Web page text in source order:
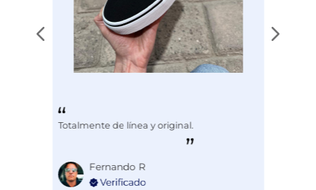
Totalmente de línea y original.
Fernando R